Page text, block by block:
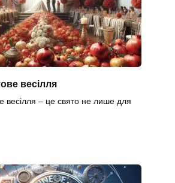
весілля
весілля – це свято не лише для